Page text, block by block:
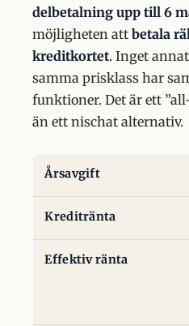
delbetalning upp till 6
möjligheten att betala
kreditkortet. Inget
samma prisklass har
funktioner. Det är ett
än ett nischat alternativ.
Årsavgift
Kreditränta
Effektiv ränta